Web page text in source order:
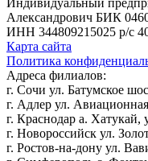
Индивидуальный
Александрович БИК
ИНН 344809215025 р/с
Карта сайта
Политика
Адреса филиалов:
г. Сочи ул. Батумское
г. Адлер ул.
г. Краснодар а. Хатукай,
г. Новороссийск ул.
г. Ростов-на-дону ул.